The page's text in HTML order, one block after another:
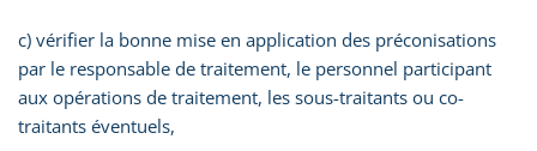
c) vérifier la bonne mise en application des préconisations
par le responsable de traitement, le personnel participant
aux opérations de traitement, les sous-traitants ou co-
traitants éventuels,